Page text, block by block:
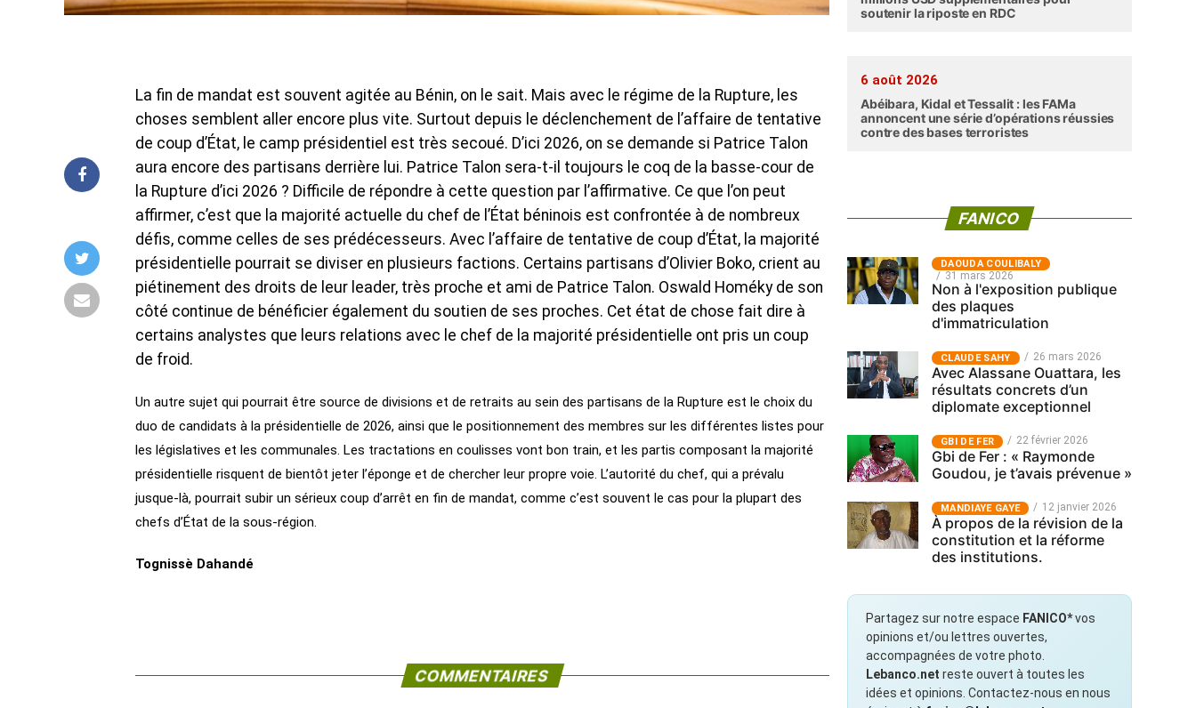
La fin de mandat est souvent agitée au Bénin, on le sait. Mais avec le régime de la Rupture, les
choses semblent aller encore plus vite. Surtout depuis le déclenchement de l’affaire de tentative
de coup d’État, le camp présidentiel est très secoué. D’ici 2026, on se demande si Patrice Talon
aura encore des partisans derrière lui. Patrice Talon sera-t-il toujours le coq de la basse-cour de
la Rupture d’ici 2026 ? Difficile de répondre à cette question par l’affirmative. Ce que l’on peut
affirmer, c’est que la majorité actuelle du chef de l’État béninois est confrontée à de nombreux
défis, comme celles de ses prédécesseurs. Avec l’affaire de tentative de coup d’État, la majorité
présidentielle pourrait se diviser en plusieurs factions. Certains partisans d’Olivier Boko, crient au
piétinement des droits de leur leader, très proche et ami de Patrice Talon. Oswald Homéky de son
côté continue de bénéficier également du soutien de ses proches. Cet état de chose fait dire à
certains analystes que leurs relations avec le chef de la majorité présidentielle ont pris un coup
de froid.
Un autre sujet qui pourrait être source de divisions et de retraits au sein des partisans de la Rupture est le choix du
duo de candidats à la présidentielle de 2026, ainsi que le positionnement des membres sur les différentes listes pour
les législatives et les communales. Les tractations en coulisses vont bon train, et les partis composant la majorité
présidentielle risquent de bientôt jeter l’éponge et de chercher leur propre voie. L’autorité du chef, qui a prévalu
jusque-là, pourrait subir un sérieux coup d’arrêt en fin de mandat, comme c’est souvent le cas pour la plupart des
chefs d’État de la sous-région.
Tognissè Dahandé
COMMENTAIRES
soutenir la riposte en RDC
6 août 2026
Abéibara, Kidal et Tessalit : les FAMa
annoncent une série d’opérations réussies
contre des bases terroristes
FANICO
‎DAOUDA COULIBALY
31 mars 2026
Non à l'exposition publique
des plaques
d'immatriculation
CLAUDE SAHY 26 mars 2026
Avec Alassane Ouattara, les
résultats concrets d’un
diplomate exceptionnel
GBI DE FER 22 février 2026
Gbi de Fer : « Raymonde
Goudou, je t’avais prévenue »
MANDIAYE GAYE 12 janvier 2026
À propos de la révision de la
constitution et la réforme
des institutions.
Partagez sur notre espace FANICO*vos
opinions et/ou lettres ouvertes,
accompagnées de votre photo.
Lebanco.net reste ouvert à toutes les
idées et opinions. Contactez-nous en nous